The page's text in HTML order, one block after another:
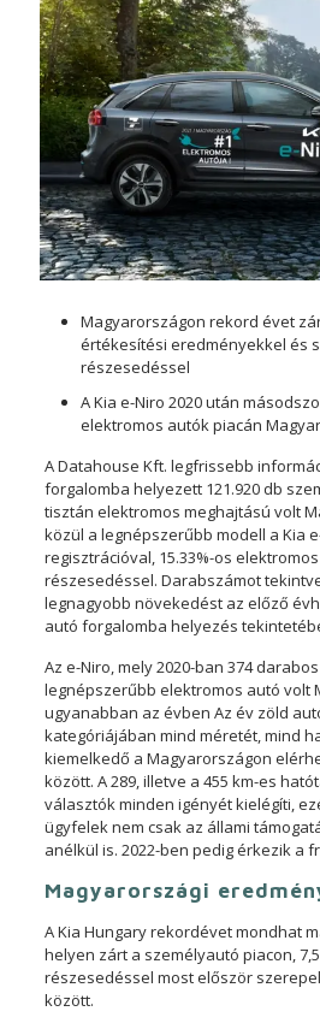
Magyarországon rekord évet
értékesítési eredményekkel és
részesedéssel
A Kia e-Niro 2020 után
elektromos autók piacán
A Datahouse Kft. legfrissebb
forgalomba helyezett 121.920 db
tisztán elektromos meghajtású volt
közül a legnépszerűbb modell a Kia
regisztrációval, 15.33%-os
részesedéssel. Darabszámot
legnagyobb növekedést az előző
autó forgalomba helyezés
Az e-Niro, mely 2020-ban 374
legnépszerűbb elektromos autó volt
ugyanabban az évben Az év zöld
kategóriájában mind méretét, mind
kiemelkedő a Magyarországon
között. A 289, illetve a 455 km-es
választók minden igényét kielégíti,
ügyfelek nem csak az állami
anélkül is. 2022-ben pedig érkezik a
Magyarországi
A Kia Hungary rekordévet mondhat
helyen zárt a személyautó piacon,
részesedéssel most először
között.